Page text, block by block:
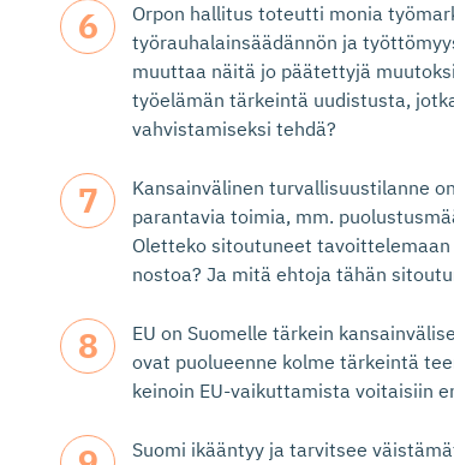
Orpon hallitus toteutti monia
työrauhalainsäädännön ja
muuttaa näitä jo päätettyjä
työelämän tärkeintä uudistusta,
vahvistamiseksi tehdä?
Kansainvälinen turvallisuustilanne
parantavia toimia, mm.
Oletteko sitoutuneet
nostoa? Ja mitä ehtoja tähän
EU on Suomelle tärkein
ovat puolueenne kolme tärkeintä
keinoin EU-vaikuttamista voitaisiin
Suomi ikääntyy ja tarvitsee